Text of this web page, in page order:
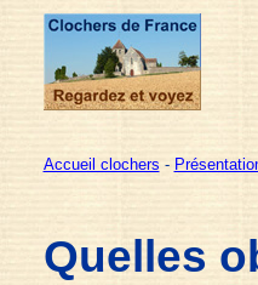
Accueil clochers -
Quelles